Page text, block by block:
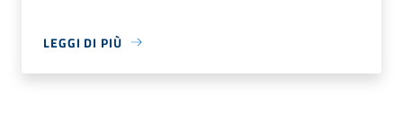
LEGGI DI PIÙ